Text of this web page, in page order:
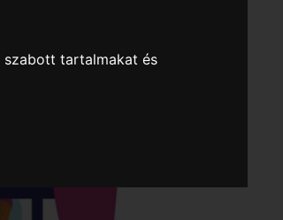
szabott tartalmakat és